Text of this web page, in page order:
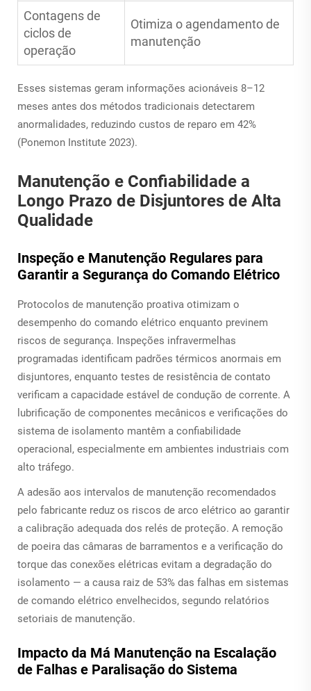
Contagens de
ciclos de
operação
Otimiza o agendamento de
manutenção
Esses sistemas geram informações acionáveis 8–12
meses antes dos métodos tradicionais detectarem
anormalidades, reduzindo custos de reparo em 42%
(Ponemon Institute 2023).
Manutenção e Confiabilidade a
Longo Prazo de Disjuntores de Alta
Qualidade
Inspeção e Manutenção Regulares para
Garantir a Segurança do Comando Elétrico
Protocolos de manutenção proativa otimizam o
desempenho do comando elétrico enquanto previnem
riscos de segurança. Inspeções infravermelhas
programadas identificam padrões térmicos anormais em
disjuntores, enquanto testes de resistência de contato
verificam a capacidade estável de condução de corrente. A
lubrificação de componentes mecânicos e verificações do
sistema de isolamento mantêm a confiabilidade
operacional, especialmente em ambientes industriais com
alto tráfego.
A adesão aos intervalos de manutenção recomendados
pelo fabricante reduz os riscos de arco elétrico ao garantir
a calibração adequada dos relés de proteção. A remoção
de poeira das câmaras de barramentos e a verificação do
torque das conexões elétricas evitam a degradação do
isolamento — a causa raiz de 53% das falhas em sistemas
de comando elétrico envelhecidos, segundo relatórios
setoriais de manutenção.
Impacto da Má Manutenção na Escalação
de Falhas e Paralisação do Sistema